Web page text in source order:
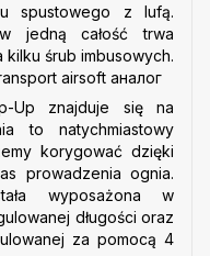
spustowego z lufą.
jedną całość trwa
kilku śrub imbusowych.
airsoft аналог
Up znajduje się na
to natychmiastowy
korygować dzięki
prowadzenia ognia.
wyposażona w
długości oraz
za pomocą 4